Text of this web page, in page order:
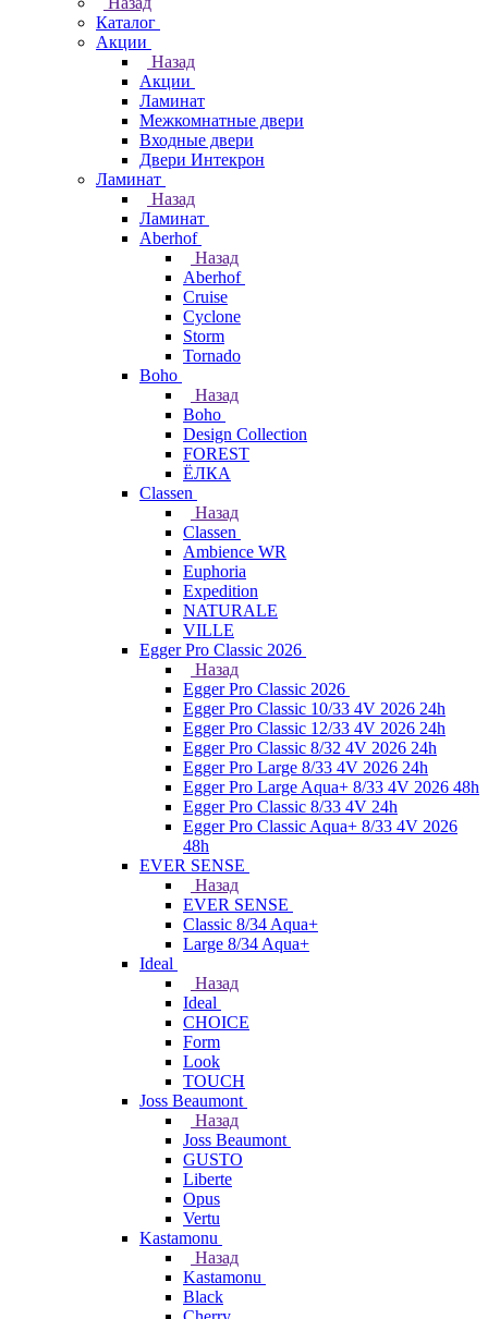
Каталог
Акции
Назад
Акции
Ламинат
Межкомнатные двери
Входные двери
Двери Интекрон
Ламинат
Назад
Ламинат
Aberhof
Назад
Aberhof
Cruise
Cyclone
Storm
Tornado
Boho
Назад
Boho
Design Collection
FOREST
ЁЛКА
Classen
Назад
Classen
Ambience WR
Euphoria
Expedition
NATURALE
VILLE
Egger Pro Classic 2026
Назад
Egger Pro Classic 2026
Egger Pro Classic 10/33 4V 2026 24h
Egger Pro Classic 12/33 4V 2026 24h
Egger Pro Classic 8/32 4V 2026 24h
Egger Pro Large 8/33 4V 2026 24h
Egger Pro Large Aqua+ 8/33 4V 2026 48h
Egger Pro Classic 8/33 4V 24h
Egger Pro Classic Aqua+ 8/33 4V 2026
48h
EVER SENSE
Назад
EVER SENSE
Classic 8/34 Aqua+
Large 8/34 Aqua+
Ideal
Назад
Ideal
CHOICE
Form
Look
TOUCH
Joss Beaumont
Назад
Joss Beaumont
GUSTO
Liberte
Opus
Vertu
Kastamonu
Назад
Kastamonu
Black